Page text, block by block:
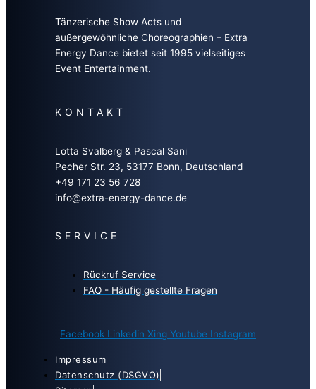
Tänzerische Show Acts und
außergewöhnliche Choreographien – Extra
Energy Dance bietet seit 1995 vielseitiges
Event Entertainment.
KONTAKT
Lotta Svalberg & Pascal Sani
Pecher Str. 23, 53177 Bonn, Deutschland
+49 171 23 56 728
info@extra-energy-dance.de
SERVICE
Rückruf Service
FAQ - Häufig gestellte Fragen
Facebook Linkedin Xing Youtube Instagram
Impressum
Datenschutz (DSGVO)